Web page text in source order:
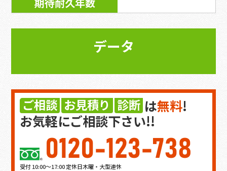
データ
ご相談 お見積り 診断 は無料!
お気軽にご相談下さい!!
0120-123-738
受付 10:00～17:00 定休日木曜・大型連休